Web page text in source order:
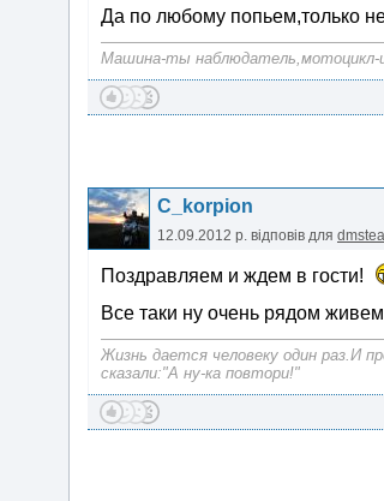
Да по любому попьем,только
Машина-ты наблюдатель,мотоцикл-
C_korpion
12.09.2012 р. відповів для
Поздравляем и ждем в гости!
Все таки ну очень рядом
Жизнь дается человеку один раз.И
сказали:"А ну-ка повтори!"